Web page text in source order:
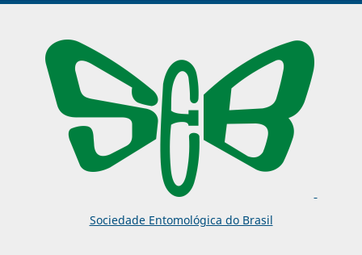
Sociedade Entomológica do Brasil